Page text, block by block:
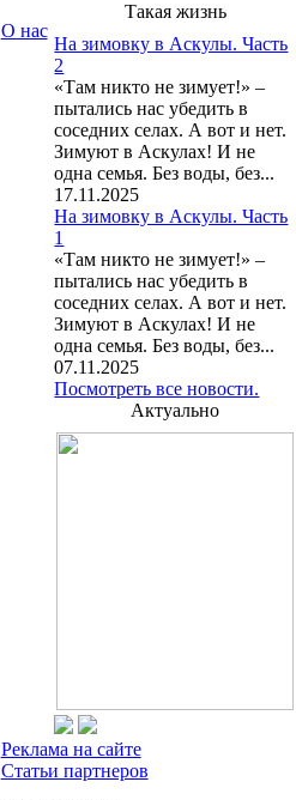
Такая жизнь
На зимовку в Аскулы. Часть
2
«Там никто не зимует!» –
пытались нас убедить в
соседних селах. А вот и нет.
Зимуют в Аскулах! И не
одна семья. Без воды, без...
17.11.2025
На зимовку в Аскулы. Часть
1
«Там никто не зимует!» –
пытались нас убедить в
соседних селах. А вот и нет.
Зимуют в Аскулах! И не
одна семья. Без воды, без...
07.11.2025
Посмотреть все новости.
Актуально
О нас
Реклама на сайте
Статьи партнеров